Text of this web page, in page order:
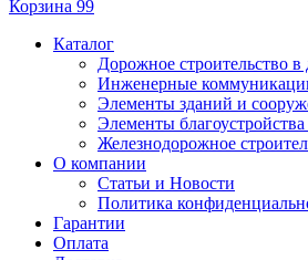
Корзина 99
Каталог
Дорожное строительство в
Инженерные
Элементы зданий и
Элементы
Железнодорожное
О компании
Статьи и Новости
Политика
Гарантии
Оплата